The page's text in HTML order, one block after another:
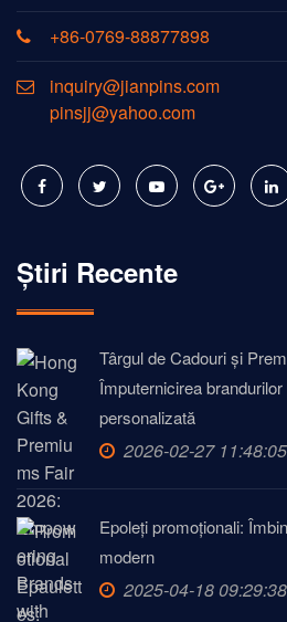
+86-0769-88877898
inquiry@jianpins.com
pinsjj@yahoo.com
Știri Recente
Târgul de Cadouri și
Împuternicirea
personalizată
2026-02-27 11:48:05
Epoleți promoționali:
modern
2025-04-18 09:29:38